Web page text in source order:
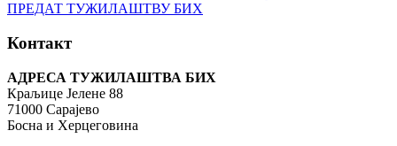
Контакт
АДРЕСА ТУЖИЛАШТВА БИХ
Краљице Јелене 88
71000 Сарајево
Босна и Херцеговина